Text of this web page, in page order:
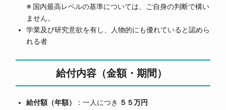
※ 国内最高レベルの基準については、ご自身の判断で構い
ません。
学業及び研究意欲を有し、人物的にも優れていると認めら
れる者
給付内容（金額・期間）
給付額（年額） ：一人につき ５５万円